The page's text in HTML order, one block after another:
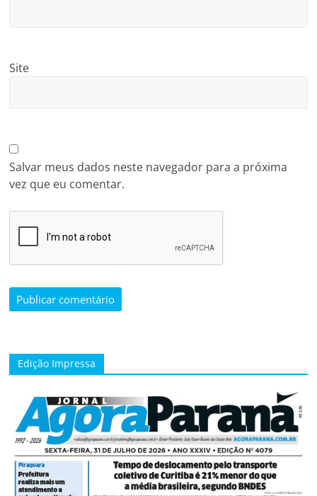
Site
Salvar meus dados neste navegador para a próxima
vez que eu comentar.
Edição Impressa